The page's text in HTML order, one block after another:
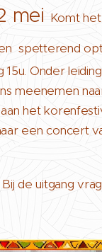
mei Komt
spetterend
Onder
meenemen
het
een concert
de uitgang